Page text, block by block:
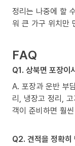
정리는 나중에 할
워 큰 가구 위치만
FAQ
Q1. 상북면 포장이
A. 포장과 운반 부
리, 냉장고 정리,
객이 준비하면 훨
Q2. 견적을 정확히